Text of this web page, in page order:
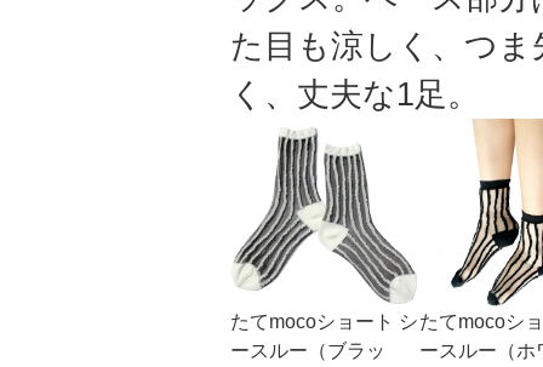
た目も涼しく、つ
く、丈夫な1足。
たてmocoショート シ
ースルー（ブラッ
たてmocoシ
ースルー（ホ